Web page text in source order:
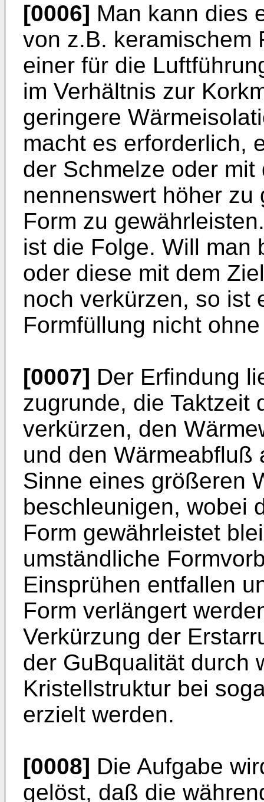
[0006] Man kann dies
von z.B. keramischem
einer für die
im Verhältnis zur
geringere
macht es erforderlich,
der Schmelze oder mit
nennenswert höher zu
Form zu
ist die Folge. Will man
oder diese mit dem
noch verkürzen, so ist
Formfüllung nicht
[0007] Der Erfindung
zugrunde, die Taktzeit
verkürzen, den
und den Wärmeabfluß
Sinne eines größeren
beschleunigen, wobei
Form gewährleistet
umständliche
Einsprühen entfallen
Form verlängert
Verkürzung der
der GuBqualität durch
Kristellstruktur bei
erzielt werden.
[0008] Die Aufgabe
gelöst, daß die